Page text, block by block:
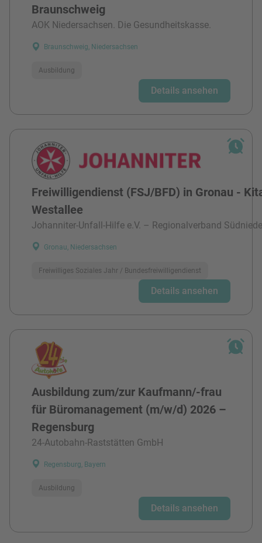
Braunschweig
AOK Niedersachsen. Die Gesundheitskasse.
Braunschweig, Niedersachsen
Ausbildung
Details ansehen
Freiwilligendienst (FSJ/BFD) in Gronau -
Westallee
Johanniter-Unfall-Hilfe e.V. – Regionalverband
Gronau, Niedersachsen
Freiwilliges Soziales Jahr / Bundesfreiwilligendienst
Details ansehen
Ausbildung zum/zur Kaufmann/-frau
für Büromanagement (m/w/d) 2026 –
Regensburg
24-Autobahn-Raststätten GmbH
Regensburg, Bayern
Ausbildung
Details ansehen